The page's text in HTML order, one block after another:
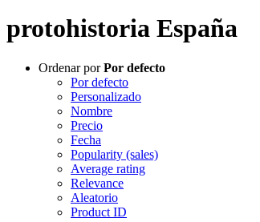
protohistoria España
Ordenar porPor defecto
Por defecto
Personalizado
Nombre
Precio
Fecha
Popularity (sales)
Average rating
Relevance
Aleatorio
Product ID